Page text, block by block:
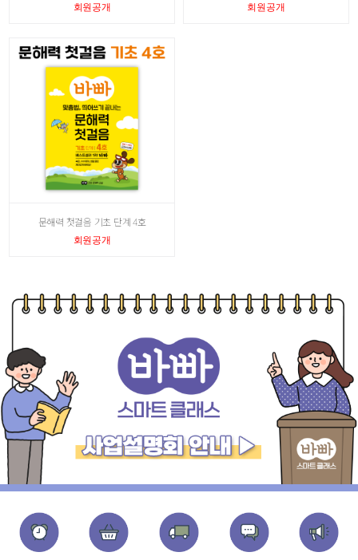
회원공개 회원공개
문해력 첫걸음 기초 단계 4호
회원공개